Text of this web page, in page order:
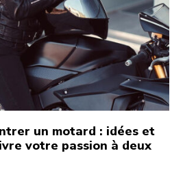
un motard : idées et
votre passion à deux